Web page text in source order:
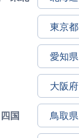
東京都
愛知県
大阪府
国 鳥取県